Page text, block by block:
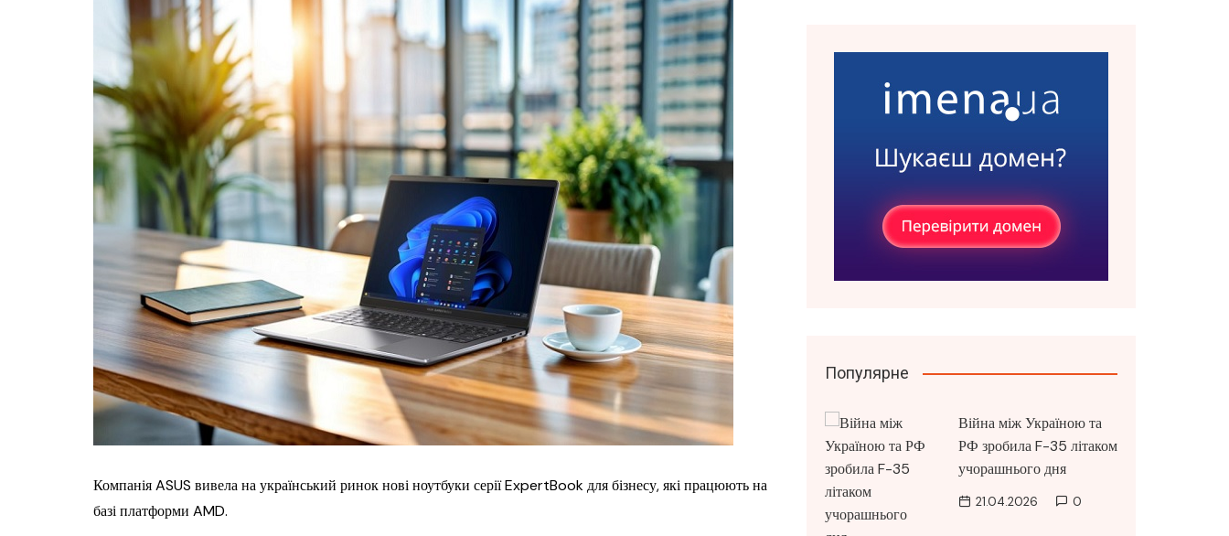
Майбутнє
Мобільні пристрої/ПК
Наука
Периферія
Софт
Телеком
Технології
Фінтех
Компанія ASUS вивела на український ринок нові ноутбуки серії ExpertBook для бізнесу, які працюють на
базі платформи AMD.
Популярне
Війна між Україною та
РФ зробила F-35 літаком
учорашнього дня
21.04.2026 0